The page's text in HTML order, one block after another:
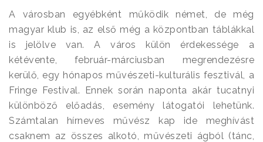
A városban egyébként működik német, de még
magyar klub is, az első még a központban táblákkal
is jelölve van. A város külön érdekessége a
kétévente, február-márciusban megrendezésre
kerülő, egy hónapos művészeti-kulturális fesztivál, a
Fringe Festival. Ennek során naponta akár tucatnyi
különböző előadás, esemény látogatói lehetünk.
Számtalan hírneves művész kap ide meghívást
csaknem az összes alkotó, művészeti ágból (tánc,